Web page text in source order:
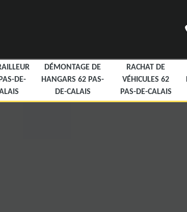
DE-
DÉMONTAGE DE
HANGARS 62 PAS-
DE-CALAIS
RACHAT DE
VÉHICULES 62
PAS-DE-CALAIS